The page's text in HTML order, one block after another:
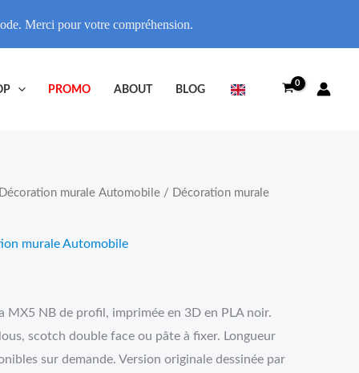
PROMO ABOUT BLOG
murale Automobile / Décoration murale
murale Automobile
MX5 NB de profil, imprimée en 3D en PLA noir.
scotch double face ou pâte à fixer. Longueur
sur demande. Version originale dessinée par
Merci pour votre compréhension.